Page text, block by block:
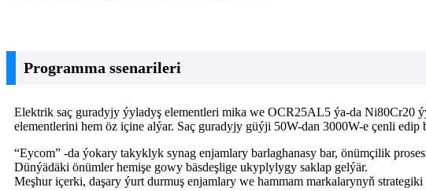
Programma ssenarileri
Elektrik saç guradyjy ýyladyş elementleri mika we OCR25AL5 ýa-da Ni80Cr20
elementlerini hem öz içine alýar. Saç guradyjy güýji 50W-dan 3000W-e çenli
“Eycom” -da ýokary takyklyk synag enjamlary barlaghanasy bar, önümçilik
Dünýädäki önümler hemişe gowy bäsdeşlige ukyplylygy saklap gelýär.
Meşhur içerki, daşary ýurt durmuş enjamlary we hammam markalarynyň